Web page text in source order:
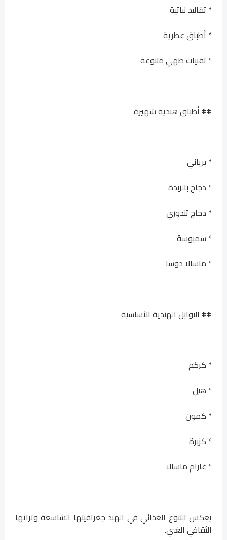
* تقاليد نباتية
* أطباق عطرية
* تقنيات طهي متنوعة
## أطباق هندية شهيرة
* برياني
* دجاج بالزبدة
* دجاج تندوري
* سمبوسة
* ماسالا دوسا
## التوابل الهندية الأساسية
* كركم
* هيل
* كمون
* كزبرة
* غارام ماسالا
يعكس التنوع الغذائي في الهند جغرافيتها الشاسعة وتراثها
الثقافي الغني.